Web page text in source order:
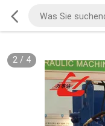
2/ 4